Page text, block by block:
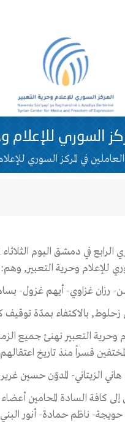
السوري للإعلام
في المركز السوري
للإعلام وحرية التعبير, وهم:
رزان غزاوي- أيهم غزول- بسام
زحلوط, بالاكتفاء بمدّة
وحرية التعبير نهنئ جميع
قسراً منذ تاريخ اعتقالهم يوم 16-02-
الزيتاني- المدوّن حسين
كافة السادة المحامين
ناظم حمادة- أنور